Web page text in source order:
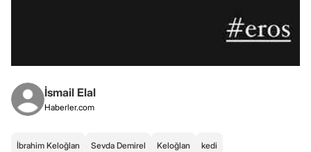
İsmail Elal
Haberler.com
İbrahim Keloğlan Sevda Demirel Keloğlan kedi